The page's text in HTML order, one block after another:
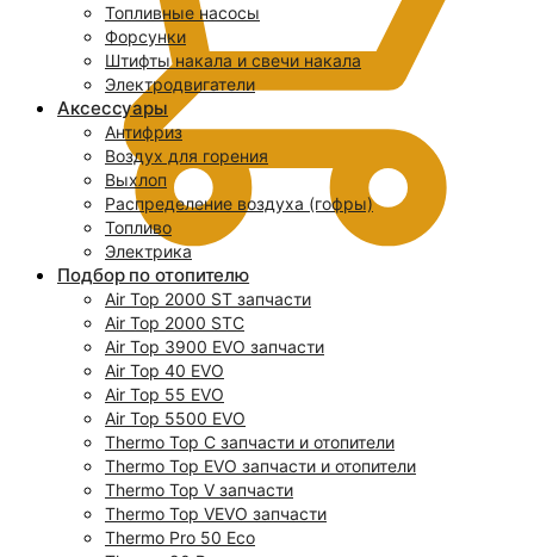
Топливные насосы
Форсунки
Штифты накала и свечи накала
Электродвигатели
Аксессуары
Антифриз
Воздух для горения
Выхлоп
Распределение воздуха (гофры)
Топливо
Электрика
Подбор по отопителю
Air Top 2000 ST запчасти
Air Top 2000 STC
Air Top 3900 EVO запчасти
Air Top 40 EVO
Air Top 55 EVO
Air Top 5500 EVO
Thermo Top C запчасти и отопители
Thermo Top EVO запчасти и отопители
Thermo Top V запчасти
Thermo Top VEVO запчасти
Thermo Pro 50 Eco